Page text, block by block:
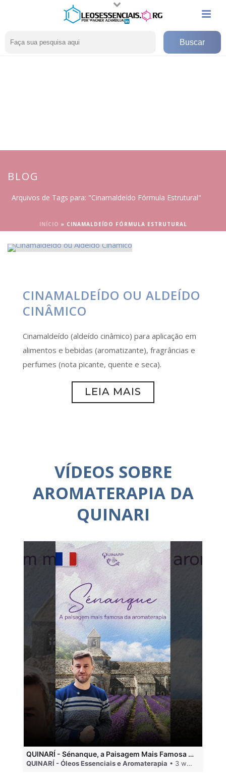
BLOG
Arquivos de Tags para: "Cinamaldeído Fórmula Estrutural"
INÍCIO » CINAMALDEÍDO FÓRMULA ESTRUTURAL
CINAMALDEÍDO OU ALDEÍDO
CINÂMICO
Cinamaldeído (aldeído cinâmico) para aplicação em
alimentos e bebidas (aromatizante), fragrâncias e
perfumes (nota picante, quente e seca).
LEIA MAIS
VÍDEOS SOBRE
AROMATERAPIA DA
QUINARI
QUINARÍ - Sénanque, a Paisagem Mais Famosa da Aromaterapia
QUINARÍ - Óleos Essenciais e Aromaterapia • 3 weeks ago